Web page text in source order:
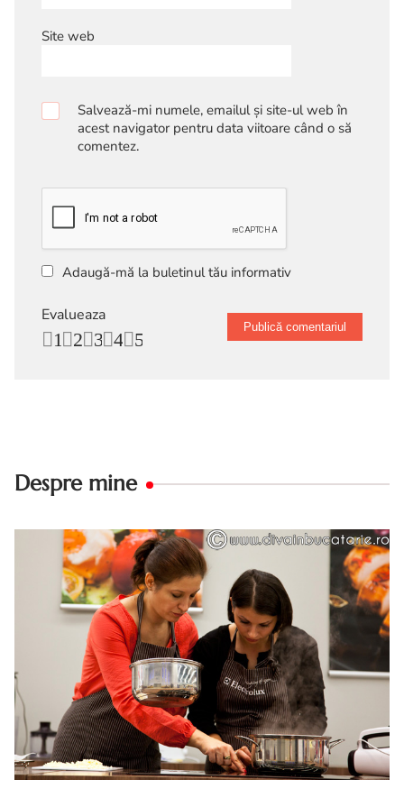
Site web
Salvează-mi numele, emailul și site-ul web în
acest navigator pentru data viitoare când o să
comentez.
Adaugă-mă la buletinul tău informativ
Evalueaza
5
4
3
2
1
Despre mine